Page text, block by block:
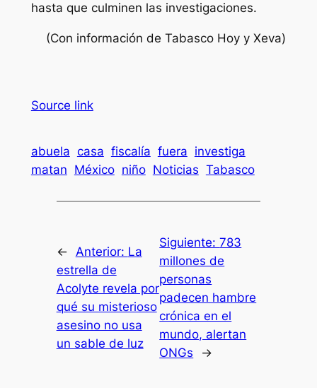
hasta que culminen las investigaciones.
(Con información de Tabasco Hoy y Xeva)
Source link
abuela casa fiscalía fuera investiga
matan México niño Noticias Tabasco
← Anterior: La
estrella de
Acolyte revela por
qué su misterioso
asesino no usa
un sable de luz
Siguiente:783
millones de
personas
padecen hambre
crónica en el
mundo, alertan
ONGs
→